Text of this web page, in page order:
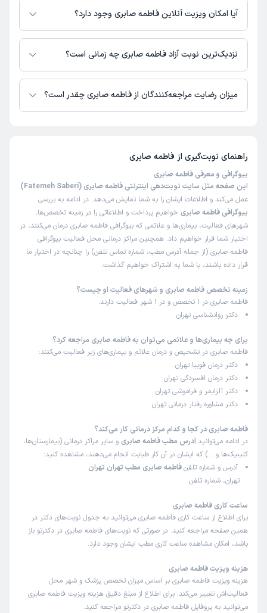
آیا امکان ویزیت آنلاین فاطمه صابری وجود دارد؟
در حال حاضر اطلاعاتی درباره ارائه ویزیت آنلاین توسط فاطمه صابری در دسترس
نیست. برای دریافت اطلاعات دقیق‌تر، لطفاً با مطب تماس بگیرید.
نزدیک‌ترین نوبت آزاد فاطمه صابری چه زمانی است؟
زمان نوبت‌دهی و پذیرش بیماران با هماهنگی مطب مشخص می‌شود.
میزان رضایت مراجعه‌کنندگان از فاطمه صابری چقدر است؟
راهنمای نوبت‌گیری از فاطمه صابری
بیوگرافی و معرفی فاطمه صابری
این صفحه مثل سایت نوبت‌دهی اینترنتی فاطمه صابری (Fatemeh Saberi)
عمل می‌کند و اطلاعات ایشان را به شما نمایش می‌دهد. در ادامه به بررسی
بیوگرافی فاطمه صابری خواهیم پرداخت و اطلاعاتی را در زمینه تخصص‌ها،
شهرهای فعالیت، بیماری‌ها و علائمی که بیوگرافی فاطمه صابری درمان می‌کنند، در
اختیار شما قرار خواهیم داد. همچنین مراکز درمانی محل فعالیت بیوگرافی
فاطمه صابری (از جمله آدرس مطب، شماره تماس تلفن) را چنانچه در اختیار ما
قرار داده باشند، با شما به اشتراک خواهیم گذاشت.
زمینه تخصص فاطمه صابری و شهرهای فعالیت او چیست؟
فاطمه صابری در 1 تخصص و در 1 شهر فعالیت دارند:
دکتر روانشناسی تهران
برای چه بیماری‌ها و علائمی می‌توان به فاطمه صابری مراجعه کرد؟
فاطمه صابری در تشخیص و درمان علائم و بیماری‌های زیر فعالیت می‌کنند:
دکتر درمان فوبیا تهران
دکتر درمان افسردگی تهران
دکتر آلزایمر و فراموشی تهران
دکتر مشاوره رفتار درمانی تهران
فاطمه صابری در کجا و کدام مرکز درمانی کار می‌کند؟
در ادامه می‌توانید آدرس مطب فاطمه صابری و سایر مراکز درمانی (بیمارستان‌ها،
کلینیک‌ها و …) که ایشان در آن کار طبابت انجام می‌دهند، مشاهده کنید:
آدرس و شماره تلفنفاطمه صابری مطب تهران تهران
تهران، شماره تلفن:
ساعت کاری فاطمه صابری
برای اطلاع از ساعت کاری فاطمه صابری می‌توانید به جدول نوبت‌های دکتر در
همین صفحه مراجعه کنید. در صورتی که نوبت‌های فاطمه صابری در دکترتو باز
باشد، امکان مشاهده ساعت کاری مطب ایشان وجود دارد.
هزینه ویزیت فاطمه صابری
هزینه ویزیت فاطمه صابری بر اساس میزان تخصص پزشک و شهر محل
فعالیت‌اش تغییر می‌کند. برای اطلاع از مبلغ دقیق هزینه ویزیت فاطمه صابری
می‌توانید به پروفایل فاطمه صابری در دکترتو مراجعه کنید.